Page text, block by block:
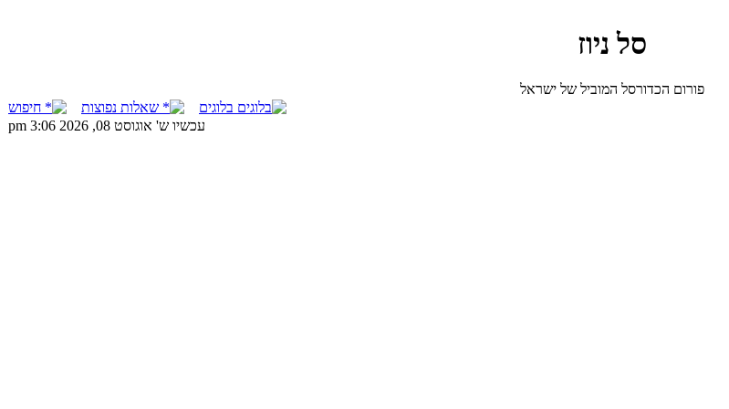
סל ניוז
פורום הכדורסל המוביל של ישראל
בלוגים שאלות נפוצות
חיפוש
עכשיו ש' אוגוסט 08, 2026 3:06 pm